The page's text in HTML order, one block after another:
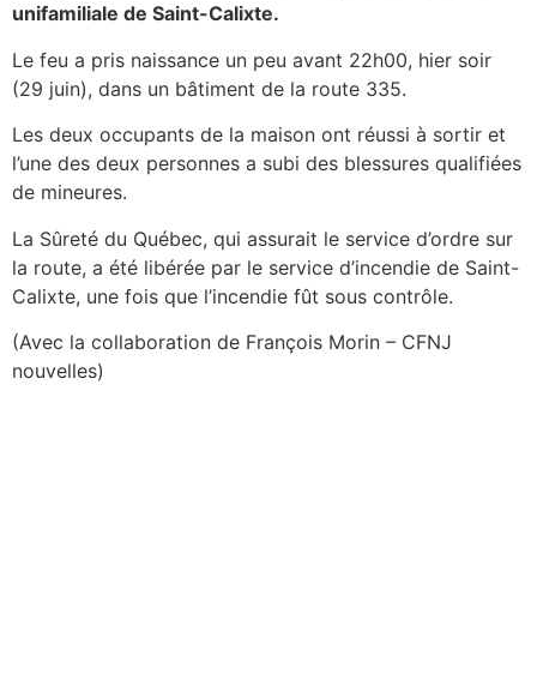
unifamiliale de Saint-Calixte.
Le feu a pris naissance un peu avant 22h00, hier soir
(29 juin), dans un bâtiment de la route 335.
Les deux occupants de la maison ont réussi à sortir et
l’une des deux personnes a subi des blessures qualifiées
de mineures.
La Sûreté du Québec, qui assurait le service d’ordre sur
la route, a été libérée par le service d’incendie de Saint-
Calixte, une fois que l’incendie fût sous contrôle.
(Avec la collaboration de François Morin – CFNJ
nouvelles)